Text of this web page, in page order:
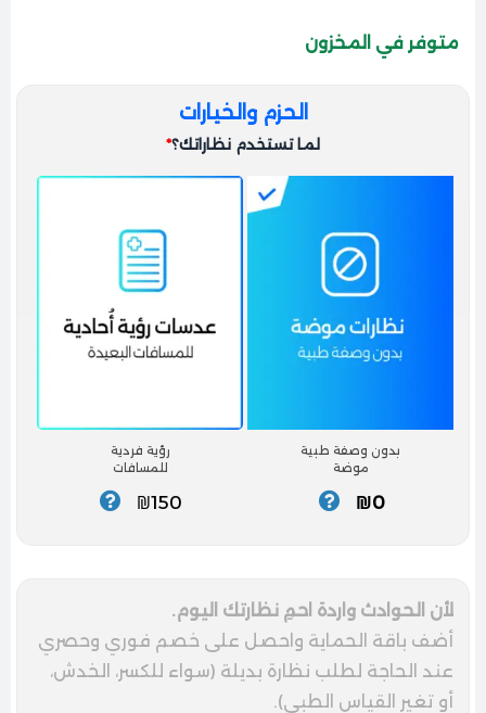
متوفر في المخزون
الحزم والخيارات
لما تستخدم نظاراتك؟*
بدون وصفة طبية
موضة
₪0
رؤية فردية
للمسافات
₪150
لأن الحوادث واردة احمِ نظارتك اليوم.
أضف باقة الحماية واحصل على خصم فوري وحصري
عند الحاجة لطلب نظارة بديلة (سواء للكسر، الخدش،
أو تغير القياس الطبي).